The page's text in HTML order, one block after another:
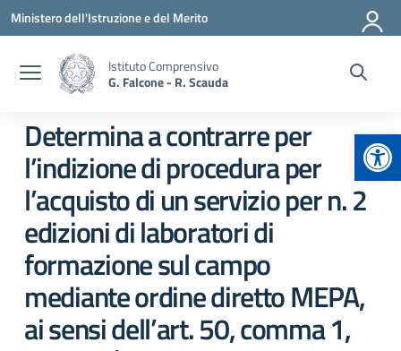
Vai ai contenuti
Vai al menu di navigazione
Vai al footer
Ministero dell'Istruzione e del Merito
Istituto Comprensivo
G. Falcone - R. Scauda
Determina a contrarre per
l’indizione di procedura per
l’acquisto di un servizio per n. 2
edizioni di laboratori di
formazione sul campo
mediante ordine diretto MEPA,
ai sensi dell’art. 50, comma 1,